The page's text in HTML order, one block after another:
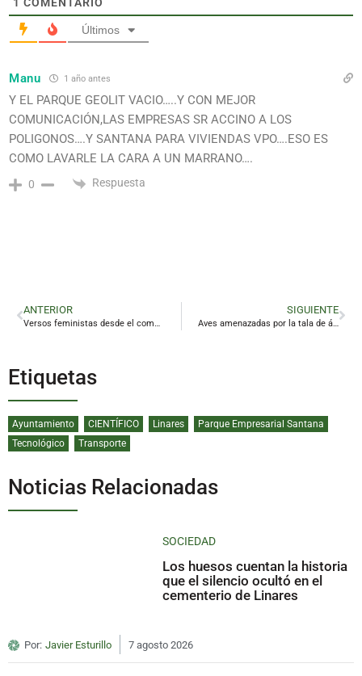
1 COMENTARIO
Últimos
Manu 1 año antes
Y EL PARQUE GEOLIT VACIO…..Y CON MEJOR
COMUNICACIÓN,LAS EMPRESAS SR ACCINO A LOS
POLIGONOS….Y SANTANA PARA VIVIENDAS VPO….ESO ES
COMO LAVARLE LA CARA A UN MARRANO….
0 Respuesta
ANTERIOR
Versos feministas desde el compromiso
SIGUIENTE
Aves amenazadas por la tala de árboles
Etiquetas
Ayuntamiento CIENTÍFICO Linares
Parque Empresarial Santana
Tecnológico
Transporte
Noticias Relacionadas
SOCIEDAD
Los huesos cuentan la historia
que el silencio ocultó en el
cementerio de Linares
Por: Javier Esturillo 7 agosto 2026